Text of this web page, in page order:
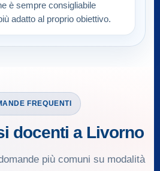
è sempre consigliabile
adatto al proprio obiettivo.
FREQUENTI
docenti a Livorno
più comuni su modalità